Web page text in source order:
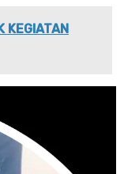
KEGIATAN